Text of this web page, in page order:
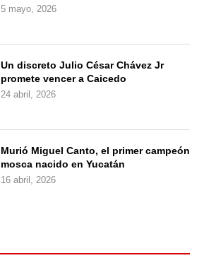
5 mayo, 2026
Un discreto Julio César Chávez Jr
promete vencer a Caicedo
24 abril, 2026
Murió Miguel Canto, el primer campeón
mosca nacido en Yucatán
16 abril, 2026